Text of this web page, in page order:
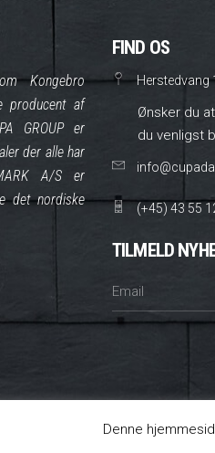
Kongebro
producent af
GROUP er
der alle har
A/S er
det nordiske
FIND OS
Herstedvang
Ønsker du
du venligst
(+45) 43 55
TILMELD
Denne